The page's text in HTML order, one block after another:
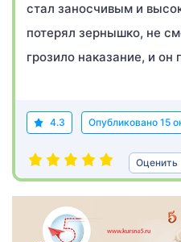
стал заносчивым и
потерял зернышко, не
грозило наказание, и он
4.3 Опубликовано 15
Оценить